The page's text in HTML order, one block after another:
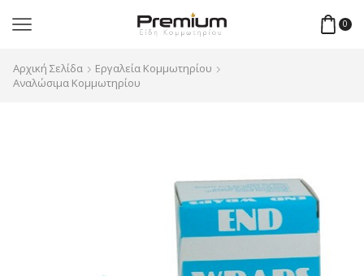
0
Αρχική Σελίδα
Εργαλεία Κομμωτηρίου
Αναλώσιμα Κομμωτηρίου